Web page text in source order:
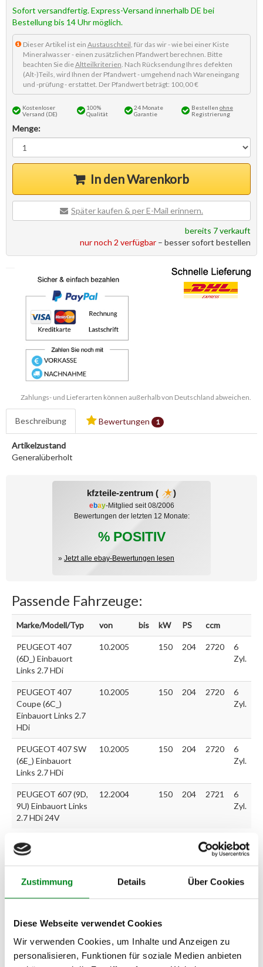
Zustimmung Details Über Cookies
Diese Webseite verwendet Cookies
Wir verwenden Cookies, um Inhalte und Anzeigen zu
personalisieren, Funktionen für soziale Medien anbieten
Sofort versandfertig. Express-Versand innerhalb DE bei
Bestellung bis 14 Uhr möglich.
Dieser Artikel ist ein Austauschteil, für das wir - wie bei einer Kiste
Mineralwasser - einen zusätzlichen Pfandwert berechnen. Bitte
beachten Sie dieAltteilkriterien. Nach Rücksendung Ihres defekten
(Alt-)Teils, wird Ihnen der Pfandwert - umgehend nach Wareneingang
und -prüfung - erstattet. Der Pfandwert beträgt: 100,00 €
Kostenloser
Versand (DE)
100%
Qualität
24 Monate
Garantie
Bestellen ohne
Registrierung
Menge:
In den Warenkorb
Später kaufen & per E-Mail erinnern.
bereits 7 verkauft
nur noch 2 verfügbar – besser sofort bestellen
Zahlungs- und Lieferarten können außerhalb von Deutschland abweichen.
Beschreibung Bewertungen 1
Artikelzustand
Generalüberholt
kfzteile-zentrum ( )
ebay-Mitglied seit 08/2006
Bewertungen der letzten 12 Monate:
% POSITIV
» Jetzt alle ebay-Bewertungen lesen
Passende Fahrzeuge:
Marke/Modell/Typ von bis kW PS ccm
PEUGEOT 407
(6D_) Einbauort
Links 2.7 HDi
10.2005 150 204 2720
6
Zyl.
PEUGEOT 407
Coupe (6C_)
Einbauort Links 2.7
HDi
10.2005 150 204 2720
6
Zyl.
PEUGEOT 407 SW
(6E_) Einbauort
Links 2.7 HDi
10.2005 150 204 2720
6
Zyl.
PEUGEOT 607 (9D,
9U) Einbauort Links
2.7 HDi 24V
12.2004 150 204 2721
6
Zyl.
Zur exakten Fahrzeug-Identifizierung können Sie auch unseren
Wir benötigen folgende Fahrzeugdaten:
Schlüsselnummerzu 2
Passendes Fahrzeug nicht dabei?
Fahrzeug-Suche für AT-Turbolader »